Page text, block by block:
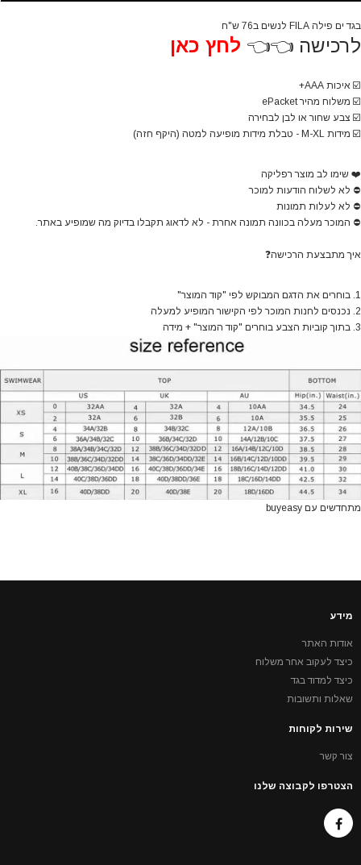
בגד ים פילה FILA לנשים ב76 ש"ח
לרכישה 👈👈 לחץ כאן
☑️ איכות AAA+
☑️ משלוח מהיר ePacket
☑️ צבע שחור או לבן לבחירה
☑️ מידות M-XL - טבלת מידות מופיעה למטה (היקף חזה)
❤️ שימו לב מוצר רפליקה
⛔ לא לשלוח הודעות למוכר
⛔ לא לעלות תמונות
⛔ המוכר מעלה בכוונה תמונה אחרת - לא לדאוג תקבלו בדיוק מה שמופיע באתר.
איך מתבצעת הרכישה❓
1. בוחרים את הדגם המבוקש לפי "קוד המוצר"
2. נכנסים לחנות המוכר לפי הקישור המופיע למעלה
3. בתוך קוביות הצבע בוחרים "קוד המוצר" + מידה
מתחדשים עם buyeasy
מידע
אודות האתר
כיצד לעקוב אחר משלוח
כיצד למדוד בגד
שאלות ותשובות
שירות לקוחות
צור קשר
הצטרפו לקבוצה שלנו